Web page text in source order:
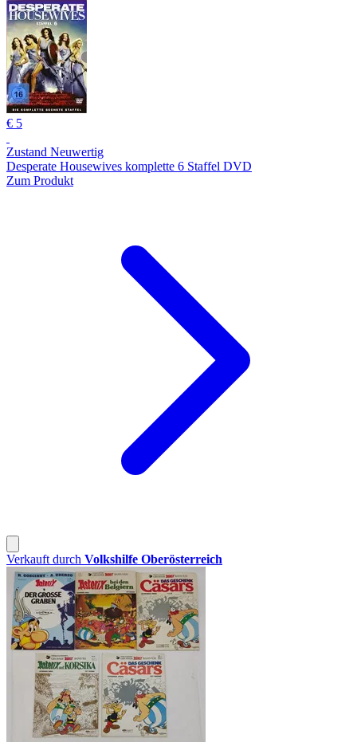
€ 5
Zustand Neuwertig
Desperate Housewives komplette 6 Staffel DVD
Zum Produkt
Verkauft durch Volkshilfe Oberösterreich